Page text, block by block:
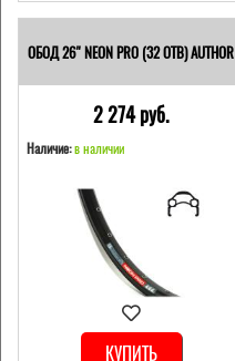
ОБОД 26" NEON PRO (32 ОТВ) AUTHOR
2 274 pуб.
Наличие:в наличии
КУПИТЬ